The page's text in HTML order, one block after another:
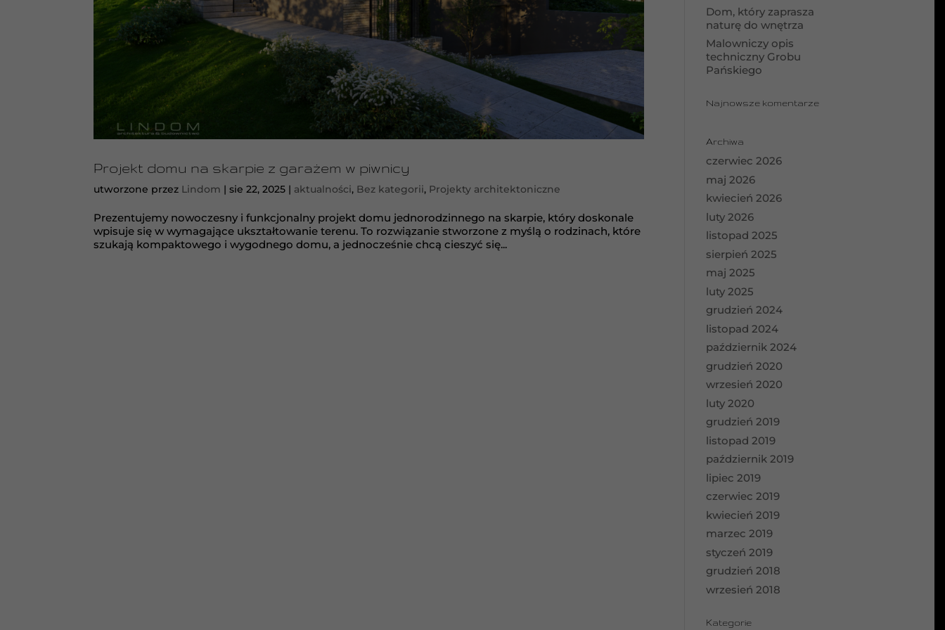
Projekt domu na skarpie z garażem w piwnicy
utworzone przez Lindom | sie 22, 2025| aktualności, Bez kategorii, Projekty architektoniczne
Prezentujemy nowoczesny i funkcjonalny projekt domu jednorodzinnego na skarpie, który doskonale
wpisuje się w wymagające ukształtowanie terenu. To rozwiązanie stworzone z myślą o rodzinach, które
szukają kompaktowego i wygodnego domu, a jednocześnie chcą cieszyć się...
Dom, który zaprasza
naturę do wnętrza
Malowniczy opis
techniczny Grobu
Pańskiego
Najnowsze komentarze
Archiwa
czerwiec 2026
maj 2026
kwiecień 2026
luty 2026
listopad 2025
sierpień 2025
maj 2025
luty 2025
grudzień 2024
listopad 2024
październik 2024
grudzień 2020
wrzesień 2020
luty 2020
grudzień 2019
listopad 2019
październik 2019
lipiec 2019
czerwiec 2019
kwiecień 2019
marzec 2019
styczeń 2019
grudzień 2018
wrzesień 2018
Kategorie